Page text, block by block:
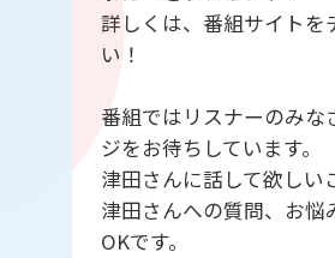
詳しくは、番組サイトを
い！
番組ではリスナーのみな
ジをお待ちしています。
津田さんに話して欲しい
津田さんへの質問、お悩
OKです。